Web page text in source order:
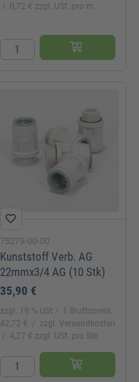
0,72 € zzgl. USt. pro m
75279-00-00
Kunststoff Verb. AG
22mmx3/4 AG (10 Stk)
35,90 €
zzgl. 19 % USt
1 Bruttopreis:
42,72 €
zzgl. Versandkosten
4,27 € zzgl. USt. pro Stk.